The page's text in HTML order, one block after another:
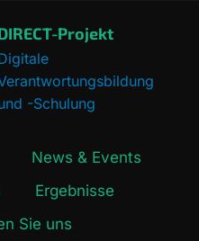
Projekt
-Schulung
News & Events
Ergebnisse
Sie uns